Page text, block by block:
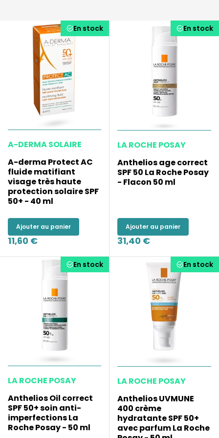
En stock
A-DERMA SOLAIRE
A-derma Protect AC
fluide matifiant
visage très haute
protection solaire SPF
50+ - 40 ml
Ajouter au panier
11,60 €
En stock
LA ROCHE POSAY
Anthelios age correct
SPF 50 La Roche Posay
- Flacon 50 ml
Ajouter au panier
31,40 €
En stock
LA ROCHE POSAY
Anthelios Oil correct
SPF 50+ soin anti-
imperfections La
Roche Posay - 50 ml
En stock
LA ROCHE POSAY
Anthelios UVMUNE
400 crème
hydratante SPF 50+
avec parfum La Roche